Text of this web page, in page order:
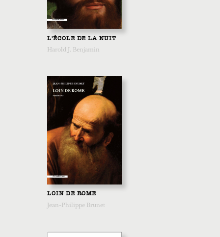
L'ÉCOLE DE LA NUIT
Harold J. Benjamin
LOIN DE ROME
Jean-Philippe Brunet